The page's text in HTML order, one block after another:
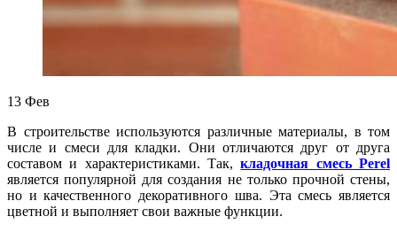
13 Фев
В строительстве используются различные материалы, в том
числе и смеси для кладки. Они отличаются друг от друга
составом и характеристиками. Так,кладочная смесь Perel
является популярной для создания не только прочной стены,
но и качественного декоративного шва. Эта смесь является
цветной и выполняет свои важные функции.